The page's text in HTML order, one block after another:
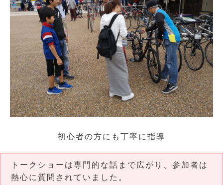
初心者の方にも丁寧に指導
トークショーは専門的な話まで広がり、参加者は
熱心に質問されていました。